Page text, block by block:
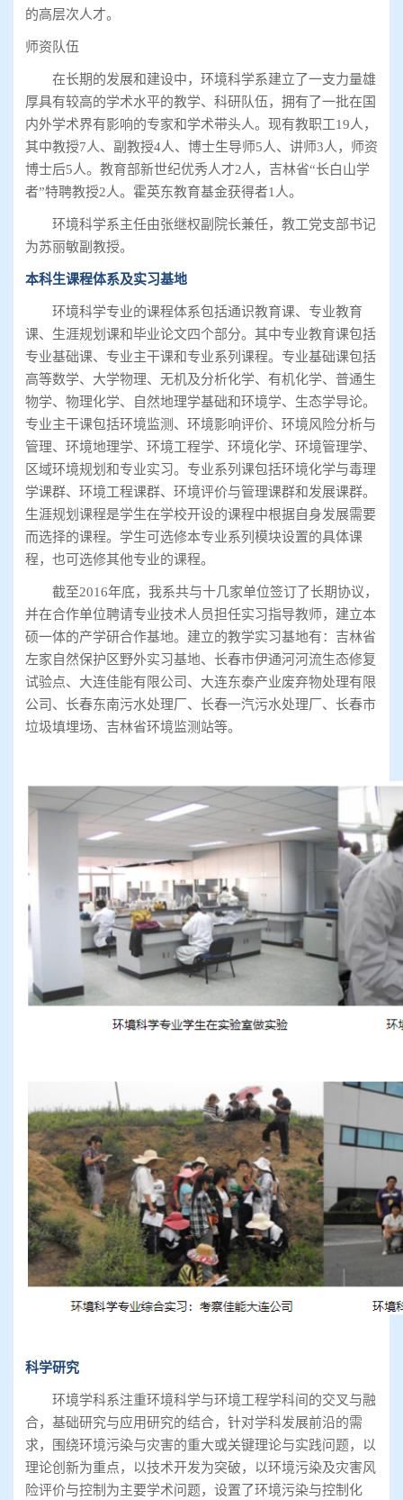
的高层次人才。
师资队伍
在长期的发展和建设中，环境科学系建立了一支力量雄
厚具有较高的学术水平的教学、科研队伍，拥有了一批在国
内外学术界有影响的专家和学术带头人。现有教职工19人，
其中教授7人、副教授4人、博士生导师5人、讲师3人，师资
博士后5人。教育部新世纪优秀人才2人，吉林省“长白山学
者”特聘教授2人。霍英东教育基金获得者1人。
环境科学系主任由张继权副院长兼任，教工党支部书记
为苏丽敏副教授。
本科生课程体系及实习基地
环境科学专业的课程体系包括通识教育课、专业教育
课、生涯规划课和毕业论文四个部分。其中专业教育课包括
专业基础课、专业主干课和专业系列课程。专业基础课包括
高等数学、大学物理、无机及分析化学、有机化学、普通生
物学、物理化学、自然地理学基础和环境学、生态学导论。
专业主干课包括环境监测、环境影响评价、环境风险分析与
管理、环境地理学、环境工程学、环境化学、环境管理学、
区域环境规划和专业实习。专业系列课包括环境化学与毒理
学课群、环境工程课群、环境评价与管理课群和发展课群。
生涯规划课程是学生在学校开设的课程中根据自身发展需要
而选择的课程。学生可选修本专业系列模块设置的具体课
程，也可选修其他专业的课程。
截至2016年底，我系共与十几家单位签订了长期协议，
并在合作单位聘请专业技术人员担任实习指导教师，建立本
硕一体的产学研合作基地。建立的教学实习基地有：吉林省
左家自然保护区野外实习基地、长春市伊通河河流生态修复
试验点、大连佳能有限公司、大连东泰产业废弃物处理有限
公司、长春东南污水处理厂、长春一汽污水处理厂、长春市
垃圾填埋场、吉林省环境监测站等。
科学研究
环境学科系注重环境科学与环境工程学科间的交叉与融
合，基础研究与应用研究的结合，针对学科发展前沿的需
求，围绕环境污染与灾害的重大或关键理论与实践问题，以
理论创新为重点，以技术开发为突破，以环境污染及灾害风
险评价与控制为主要学术问题，设置了环境污染与控制化